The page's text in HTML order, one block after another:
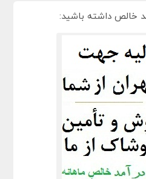
خالص داشته باشید: